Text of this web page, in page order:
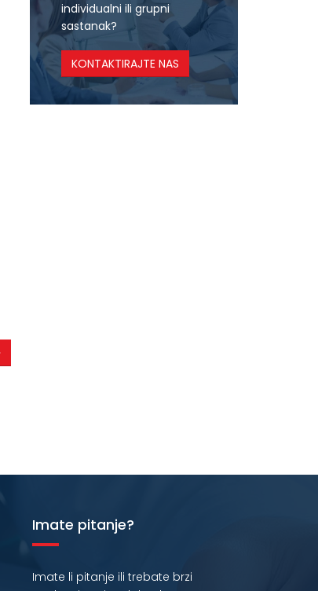
individualni ili grupni
sastanak?
KONTAKTIRAJTE NAS
Imate pitanje?
Imate li pitanje ili trebate brzi